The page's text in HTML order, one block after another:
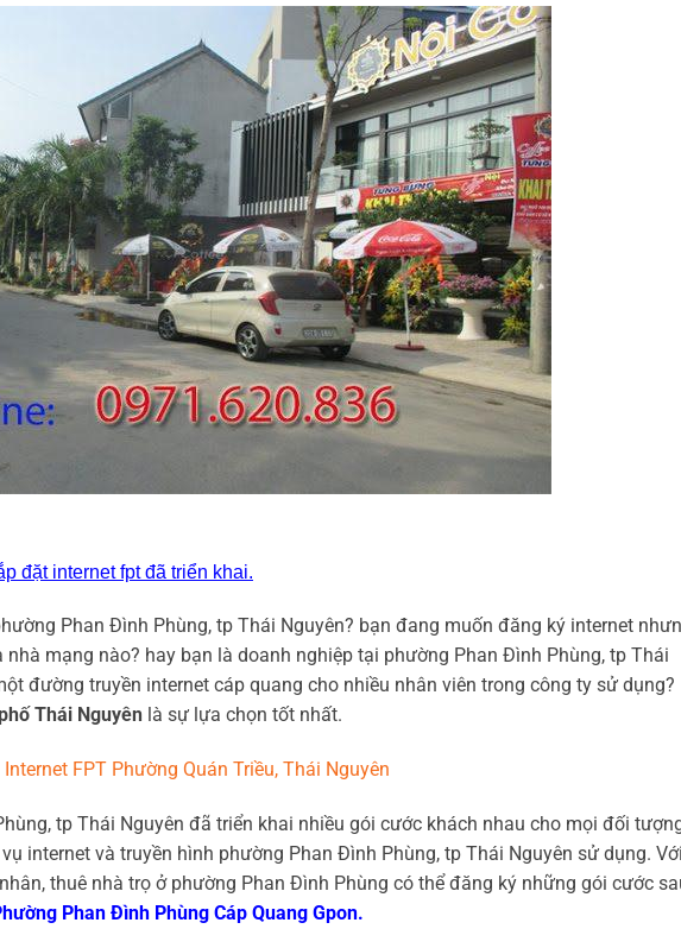
đặt internet fpt đã triển khai.
Phan Đình Phùng, tp Thái Nguyên? bạn đang muốn đăng ký internet
mạng nào? hay bạn là doanh nghiệp tại phường Phan Đình Phùng, tp Thái
đường truyền internet cáp quang cho nhiều nhân viên trong công ty sử dụng?
Thái Nguyên là sự lựa chọn tốt nhất.
FPT Phường Quán Triều, Thái Nguyên
tp Thái Nguyên đã triển khai nhiều gói cước khách nhau cho mọi đối
internet và truyền hình phường Phan Đình Phùng, tp Thái Nguyên sử dụng.
thuê nhà trọ ở phường Phan Đình Phùng có thể đăng ký những gói cước
Phan Đình Phùng Cáp Quang Gpon.